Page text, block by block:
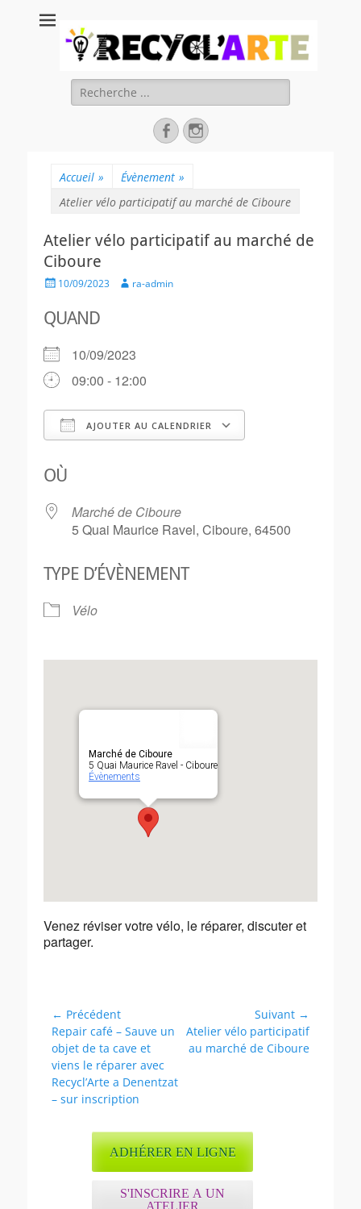
Recycl'Arte, faire
soi-même et
réduire les
déchets
Rechercher :
FacebookInstagram
Accueil » Évènement »
Atelier vélo participatif au marché de Ciboure
Atelier vélo participatif au marché de
Ciboure
Posted10/09/2023 Authorra-admin
QUAND
10/09/2023
09:00 - 12:00
AJOUTER AU CALENDRIER
OÙ
Marché de Ciboure
5 Quai Maurice Ravel, Ciboure, 64500
TYPE D’ÉVÈNEMENT
Vélo
Marché de Ciboure
5 Quai Maurice Ravel - Ciboure
Évènements
Venez réviser votre vélo, le réparer, discuter et
partager.
Navigation
de
l’article
← Précédent
Article
précédent :
Repair café – Sauve un
objet de ta cave et
viens le réparer avec
Recycl’Arte a Denentzat
– sur inscription
Suivant →
Article
suivant :
Atelier vélo participatif
au marché de Ciboure
ADHÉRER EN LIGNE
S'INSCRIRE A UN
ATELIER